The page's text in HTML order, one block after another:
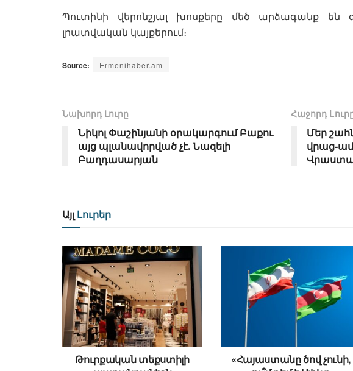
Պուտինի վերոնշյալ խոսքերը մեծ արձագանք
լրատվական կայքերում։
Source: Ermenihaber.am
Նախորդ Լուրը
Նիկոլ Փաշինյանի օրակարգում Բաքու
այց պլանավորված չէ․ Նազելի
Բաղդասարյան
Հաջորդ
Մեր
վրաց-
Այլ Լուրեր
Թուրքական տեքստիլի
«Հայաստանը ծով չունի,